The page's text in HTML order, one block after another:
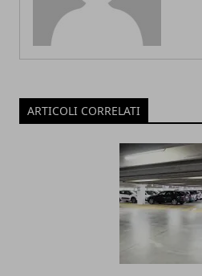
ARTICOLI CORRELATI